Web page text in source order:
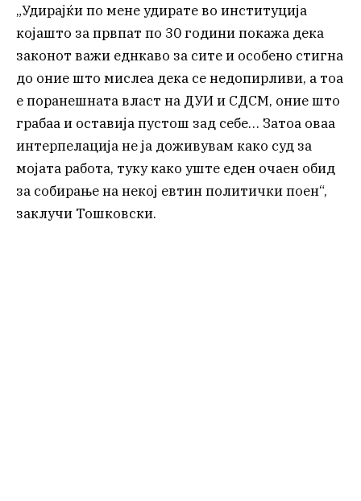
„Удирајќи по мене удирате во институција
којашто за првпат по 30 години покажа дека
законот важи еднкаво за сите и особено стигна
до оние што мислеа дека се недопирливи, а тоа
е поранешната власт на ДУИ и СДСМ, оние што
грабаа и оставија пустош зад себе… Затоа оваа
интерпелација не ја доживувам како суд за
мојата работа, туку како уште еден очаен обид
за собирање на некој евтин политички поен“,
заклучи Тошковски.